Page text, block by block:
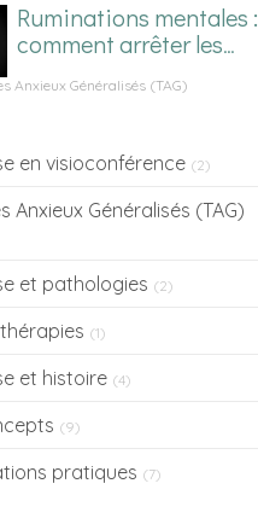
Ruminations mentales :
comment arrêter les
Anxieux Généralisés (TAG)
en visioconférence (2)
Anxieux Généralisés (TAG)
et pathologies (2)
(1)
et histoire (4)
(9)
pratiques (7)